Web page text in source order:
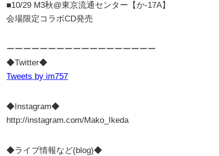
■10/29 M3秋@東京流通センター【か-17A】
会場限定コラボCD発売
ーーーーーーーーーーーーーーーーーー
◆Twitter◆
Tweets by im757
◆Instagram◆
http://instagram.com/Mako_Ikeda
◆ライブ情報など(blog)◆